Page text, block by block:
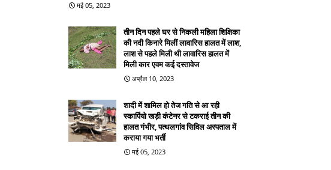
मई 05, 2023
तीन दिन पहले घर से निकली महिला शिक्षिका
की नदी किनारे मिलीं लावारिस हालत में लाश,
लाश से पहले मिली थी लावारिस हालत में
मिली कार एवम कई दस्तावेज
अप्रैल 10, 2023
शादी में शामिल हो तेज गति से आ रही
स्कार्पियो खड़ी कंटेनर से टकराई तीन की
हालत गंभीर, पत्थलगांव सिविल अस्पताल में
कराया गया भर्ती
मई 05, 2023